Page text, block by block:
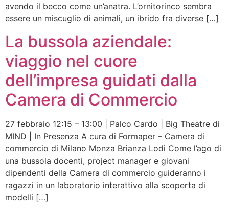
avendo il becco come un’anatra. L’ornitorinco sembra
essere un miscuglio di animali, un ibrido fra diverse […]
La bussola aziendale:
viaggio nel cuore
dell’impresa guidati dalla
Camera di Commercio
27 febbraio 12:15 – 13:00 | Palco Cardo | Big Theatre di
MIND | In Presenza A cura di Formaper – Camera di
commercio di Milano Monza Brianza Lodi Come l’ago di
una bussola docenti, project manager e giovani
dipendenti della Camera di commercio guideranno i
ragazzi in un laboratorio interattivo alla scoperta di
modelli […]